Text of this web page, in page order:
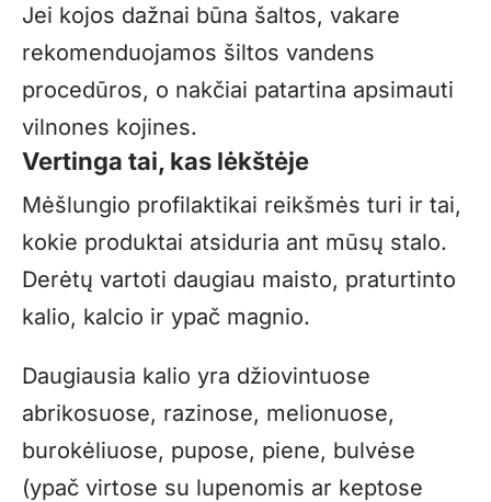
Jei kojos dažnai būna šaltos, vakare
rekomenduojamos šiltos vandens
procedūros, o nakčiai patartina apsimauti
vilnones kojines.
Vertinga tai, kas lėkštėje
Mėšlungio profilaktikai reikšmės turi ir tai,
kokie produktai atsiduria ant mūsų stalo.
Derėtų vartoti daugiau maisto, praturtinto
kalio, kalcio ir ypač magnio.
Daugiausia kalio yra džiovintuose
abrikosuose, razinose, melionuose,
burokėliuose, pupose, piene, bulvėse
(ypač virtose su lupenomis ar keptose